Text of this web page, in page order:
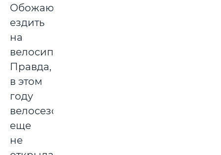
Обожаю
ездить
на
велосипеде.
Правда,
в этом
году
велосезон
еще
не